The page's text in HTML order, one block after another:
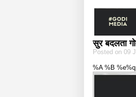
सुर बदलता
Posted on 09
%A %B